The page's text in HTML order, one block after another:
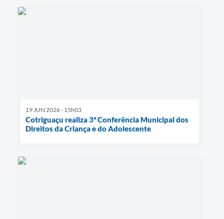
19 JUN 2026 - 15h03
Cotriguaçu realiza 3ª Conferência Municipal dos
Direitos da Criança e do Adolescente